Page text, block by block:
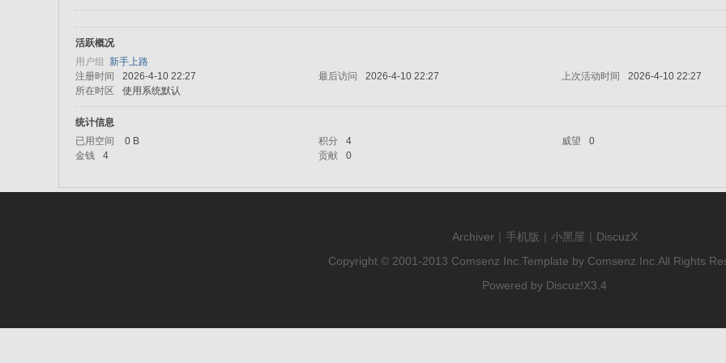
活跃概况
用户组 新手上路
注册时间
2026-4-10 22:27 最后访问 2026-4-10 22:27 上次活动时间
2026-4-10 22:27
所在时区
使用系统默认
统计信息
已用空间
0 B 积分 4 威望
0
金钱
4 贡献 0
Archiver | 手机版 | 小黑屋 | DiscuzX
Copyright © 2001-2013 Comsenz Inc. Template by Comsenz Inc. All Rights
Powered by Discuz!X3.4